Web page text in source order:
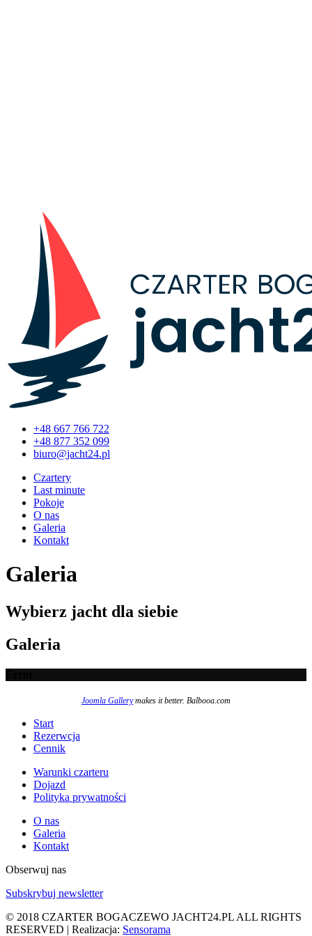
+48 667 766 722
+48 877 352 099
Czartery
Last minute
Pokoje
O nas
Galeria
Kontakt
Galeria
Wybierz jacht dla siebie
Galeria
Joomla Gallerymakes it better. Balbooa.com
Start
Rezerwcja
Cennik
Warunki czarteru
Dojazd
Polityka prywatności
O nas
Galeria
Kontakt
Obserwuj nas
Subskrybuj newsletter
© 2018 CZARTER BOGACZEWO JACHT24.PL ALL RIGHTS
RESERVED | Realizacja: Sensorama